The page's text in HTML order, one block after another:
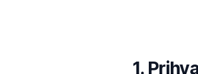
1.